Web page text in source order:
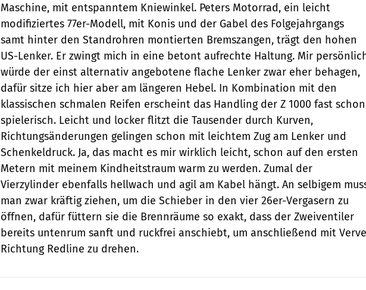
Maschine, mit entspanntem Kniewinkel. Peters Motorrad, ein leicht
modifiziertes 77er-Modell, mit Konis und der Gabel des Folgejahrgangs
samt hinter den Standrohren montierten Bremszangen, trägt den hohen
US-Lenker. Er zwingt mich in eine betont aufrechte Haltung. Mir
würde der einst alternativ angebotene flache Lenker zwar eher behagen,
dafür sitze ich hier aber am längeren Hebel. In Kombination mit den
klassischen schmalen Reifen erscheint das Handling der Z 1000 fast schon
spielerisch. Leicht und locker flitzt die Tausender durch Kurven,
Richtungsänderungen gelingen schon mit leichtem Zug am Lenker und
Schenkeldruck. Ja, das macht es mir wirklich leicht, schon auf den ersten
Metern mit meinem Kindheitstraum warm zu werden. Zumal der
Vierzylinder ebenfalls hellwach und agil am Kabel hängt. An selbigem
man zwar kräftig ziehen, um die Schieber in den vier 26er-Vergasern zu
öffnen, dafür füttern sie die Brennräume so exakt, dass der Zweiventiler
bereits untenrum sanft und ruckfrei anschiebt, um anschließend mit Verve
Richtung Redline zu drehen.